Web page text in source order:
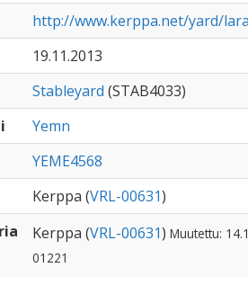
http://www.kerppa.net/yard/
19.11.2013
Stableyard (STAB4033)
Yemn
YEME4568
Kerppa (VRL-00631)
Kerppa (VRL-00631) Muutettu:
01221